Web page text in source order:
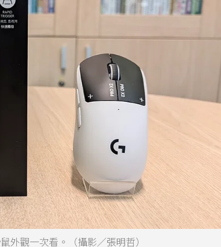
外觀一次看。（攝影／張明哲）